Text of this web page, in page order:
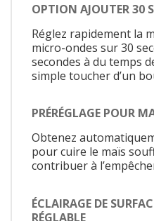
OPTION AJOUTER 30
Réglez rapidement la
micro-ondes sur 30
secondes à du temps
simple toucher d’un
PRÉRÉGLAGE POUR
Obtenez
pour cuire le maïs
contribuer à
ÉCLAIRAGE DE
RÉGLABLE